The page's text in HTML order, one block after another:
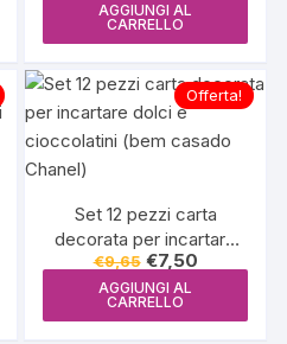
AGGIUNGI AL
CARRELLO
Offerta!
Set 12 pezzi carta
decorata per incartare
dolci e cioccolatini (bem
casado Chanel)
€9,65 Il
prezzo
originale
era:
€7,50Il
prezzo
AGGIUNGI AL
CARRELLO